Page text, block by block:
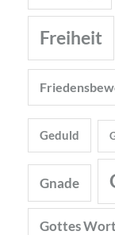
Freiheit
Geduld
Gnade
Gottes Wort